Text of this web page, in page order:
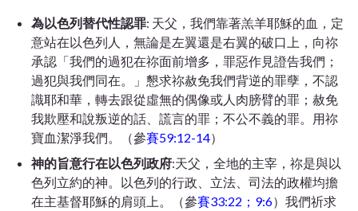
為以色列替代性認罪: 天父，我們靠著羔羊耶穌的血，定
意站在以色列人，無論是左翼還是右翼的破口上，向祢
承認「我們的過犯在祢面前增多，罪惡作見證告我們；
過犯與我們同在。」懇求祢赦免我們背逆的罪孽，不認
識耶和華，轉去跟從虛無的偶像或人肉膀臂的罪；赦免
我欺壓和說叛逆的話、謊言的罪；不公不義的罪。用祢
寶血潔淨我們。（參賽59:12-14）
神的旨意行在以色列政府:天父，全地的主宰，祢是與以
色列立約的神。以色列的行政、立法、司法的政權均擔
在主基督耶穌的肩頭上。（參賽33:22；9:6）我們祈求